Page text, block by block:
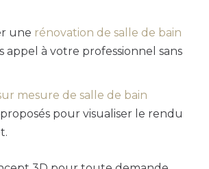
une rénovation de salle de bain
appel à votre professionnel sans
mesure de salle de bain
pour visualiser le rendu